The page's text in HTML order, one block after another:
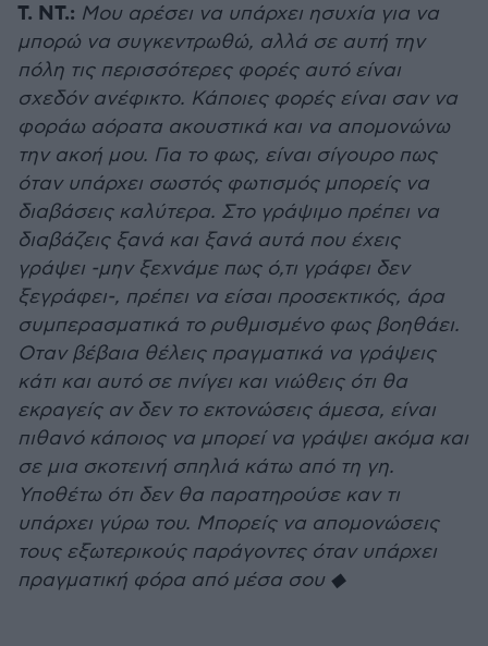
Τ. ΝΤ.: Μου αρέσει να υπάρχει ησυχία για να
μπορώ να συγκεντρωθώ, αλλά σε αυτή την
πόλη τις περισσότερες φορές αυτό είναι
σχεδόν ανέφικτο. Κάποιες φορές είναι σαν να
φοράω αόρατα ακουστικά και να απομονώνω
την ακοή μου. Για το φως, είναι σίγουρο πως
όταν υπάρχει σωστός φωτισμός μπορείς να
διαβάσεις καλύτερα. Στο γράψιμο πρέπει να
διαβάζεις ξανά και ξανά αυτά που έχεις
γράψει -μην ξεχνάμε πως ό,τι γράφει δεν
ξεγράφει-, πρέπει να είσαι προσεκτικός, άρα
συμπερασματικά το ρυθμισμένο φως βοηθάει.
Oταν βέβαια θέλεις πραγματικά να γράψεις
κάτι και αυτό σε πνίγει και νιώθεις ότι θα
εκραγείς αν δεν το εκτονώσεις άμεσα, είναι
πιθανό κάποιος να μπορεί να γράψει ακόμα και
σε μια σκοτεινή σπηλιά κάτω από τη γη.
Υποθέτω ότι δεν θα παρατηρούσε καν τι
υπάρχει γύρω του. Μπορείς να απομονώσεις
τους εξωτερικούς παράγοντες όταν υπάρχει
πραγματική φόρα από μέσα σου ◆